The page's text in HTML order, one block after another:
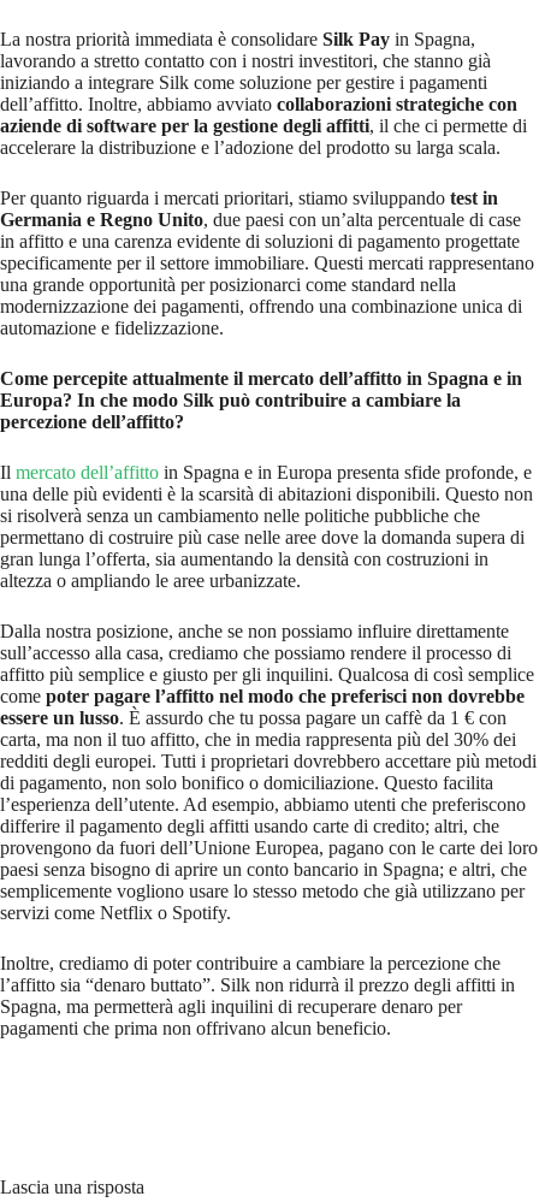
La nostra priorità immediata è consolidare Silk Pay in Spagna,
lavorando a stretto contatto con i nostri investitori, che stanno già
iniziando a integrare Silk come soluzione per gestire i pagamenti
dell’affitto. Inoltre, abbiamo avviato collaborazioni strategiche con
aziende di software per la gestione degli affitti, il che ci permette di
accelerare la distribuzione e l’adozione del prodotto su larga scala.
Per quanto riguarda i mercati prioritari, stiamo sviluppando test in
Germania e Regno Unito, due paesi con un’alta percentuale di case
in affitto e una carenza evidente di soluzioni di pagamento progettate
specificamente per il settore immobiliare. Questi mercati rappresentano
una grande opportunità per posizionarci come standard nella
modernizzazione dei pagamenti, offrendo una combinazione unica di
automazione e fidelizzazione.
Come percepite attualmente il mercato dell’affitto in Spagna e in
Europa? In che modo Silk può contribuire a cambiare la
percezione dell’affitto?
Il mercato dell’affitto in Spagna e in Europa presenta sfide profonde, e
una delle più evidenti è la scarsità di abitazioni disponibili. Questo non
si risolverà senza un cambiamento nelle politiche pubbliche che
permettano di costruire più case nelle aree dove la domanda supera di
gran lunga l’offerta, sia aumentando la densità con costruzioni in
altezza o ampliando le aree urbanizzate.
Dalla nostra posizione, anche se non possiamo influire direttamente
sull’accesso alla casa, crediamo che possiamo rendere il processo di
affitto più semplice e giusto per gli inquilini. Qualcosa di così semplice
come poter pagare l’affitto nel modo che preferisci non dovrebbe
essere un lusso. È assurdo che tu possa pagare un caffè da 1 € con
carta, ma non il tuo affitto, che in media rappresenta più del 30% dei
redditi degli europei. Tutti i proprietari dovrebbero accettare più metodi
di pagamento, non solo bonifico o domiciliazione. Questo facilita
l’esperienza dell’utente. Ad esempio, abbiamo utenti che preferiscono
differire il pagamento degli affitti usando carte di credito; altri, che
provengono da fuori dell’Unione Europea, pagano con le carte dei loro
paesi senza bisogno di aprire un conto bancario in Spagna; e altri, che
semplicemente vogliono usare lo stesso metodo che già utilizzano per
servizi come Netflix o Spotify.
Inoltre, crediamo di poter contribuire a cambiare la percezione che
l’affitto sia “denaro buttato”. Silk non ridurrà il prezzo degli affitti in
Spagna, ma permetterà agli inquilini di recuperare denaro per
pagamenti che prima non offrivano alcun beneficio.
Lascia una risposta